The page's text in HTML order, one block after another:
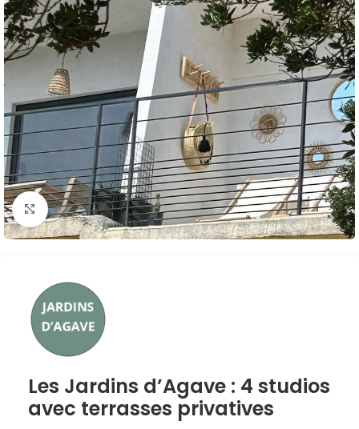
Click to enlarge
Les Jardins d’Agave : 4 studios
avec terrasses privatives